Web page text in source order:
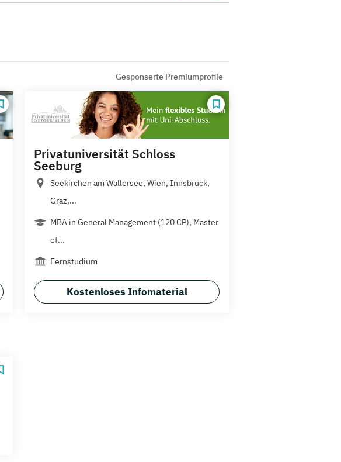
Gesponserte Premiumprofile
Privatuniversität Schloss
Seeburg
Seekirchen am Wallersee, Wien, Innsbruck,
Graz,...
MBA in General Management (120 CP), Master
of...
Fernstudium
Kostenloses Infomaterial